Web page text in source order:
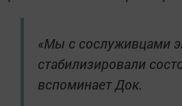
«Мы с сослуживцами
стабилизировали
вспоминает Док.